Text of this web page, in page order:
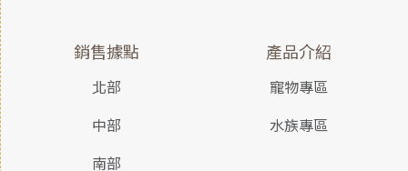
銷售據點
北部
中部
南部
產品介紹
寵物專區
水族專區